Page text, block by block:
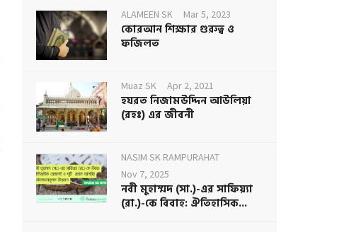
ALAMEEN SK Mar 5, 2023
কোরআন শিক্ষার গুরুত্ব ও
ফজিলত
Muaz SK Apr 2, 2021
হযরত নিজামউদ্দিন আউলিয়া
(রহঃ) এর জীবনী
NASIM SK RAMPURAHAT
Nov 7, 2025
নবী মুহাম্মদ (সা.)-এর সাফিয়্যা
(রা.)-কে বিবাহ: ঐতিহাসিক...